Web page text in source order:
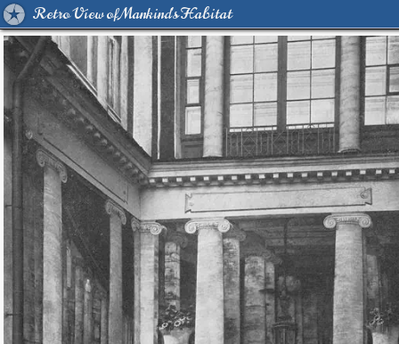
Retro View of Mankind's Habitat